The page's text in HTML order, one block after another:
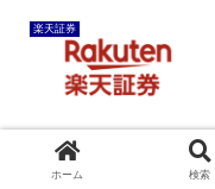
楽天証券
ホーム 検索